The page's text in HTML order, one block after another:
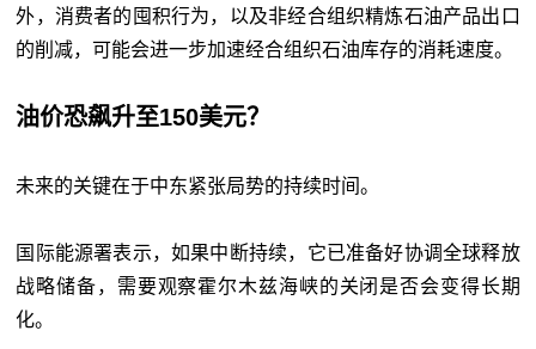
外，消费者的囤积行为，以及非经合组织精炼石油产品出口
的削减，可能会进一步加速经合组织石油库存的消耗速度。
油价恐飙升至150美元？
未来的关键在于中东紧张局势的持续时间。
国际能源署表示，如果中断持续，它已准备好协调全球释放
战略储备，需要观察霍尔木兹海峡的关闭是否会变得长期
化。